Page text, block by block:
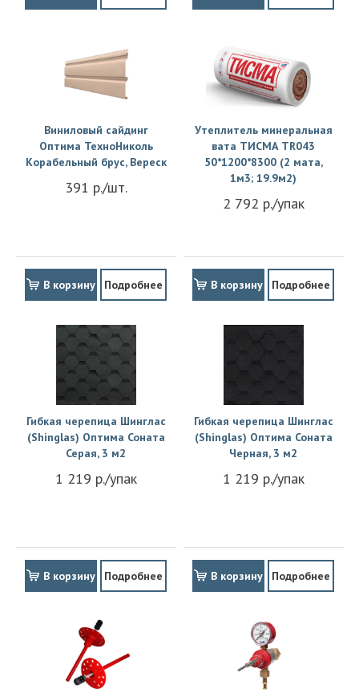
Виниловый сайдинг
Оптима ТехноНиколь
Корабельный брус, Вереск
391 р./шт.
В корзину Подробнее
Утеплитель минеральная
вата ТИСМА TR043
50*1200*8300 (2 мата,
1м3; 19.9м2)
2 792 р./упак
В корзину Подробнее
Гибкая черепица Шинглас
(Shinglas) Оптима Соната
Серая, 3 м2
1 219 р./упак
В корзину Подробнее
Гибкая черепица Шинглас
(Shinglas) Оптима Соната
Черная, 3 м2
1 219 р./упак
В корзину Подробнее